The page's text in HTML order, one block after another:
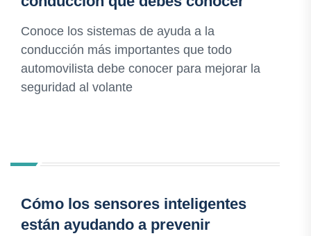
Conoce los sistemas de ayuda a la
conducción más importantes que todo
automovilista debe conocer para mejorar la
seguridad al volante
Cómo los sensores inteligentes
están ayudando a prevenir